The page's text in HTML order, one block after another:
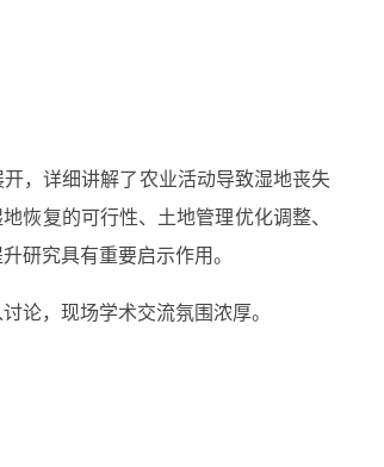
，详细讲解了农业活动导致湿地丧失
恢复的可行性、土地管理优化调整、
研究具有重要启示作用。
论，现场学术交流氛围浓厚。